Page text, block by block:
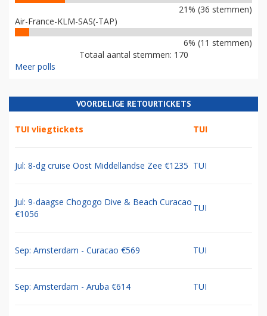
21% (36 stemmen)
Air-France-KLM-SAS(-TAP)
6% (11 stemmen)
Totaal aantal stemmen: 170
Meer polls
VOORDELIGE RETOURTICKETS
TUI vliegtickets TUI
Jul: 8-dg cruise Oost Middellandse Zee €1235 TUI
Jul: 9-daagse Chogogo Dive & Beach Curacao
€1056
TUI
Sep: Amsterdam - Curacao €569 TUI
Sep: Amsterdam - Aruba €614 TUI